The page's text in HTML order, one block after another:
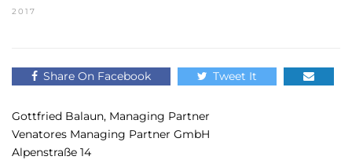
2017
Share On Facebook Tweet It
Gottfried Balaun, Managing Partner
Venatores Managing Partner GmbH
Alpenstraße 14